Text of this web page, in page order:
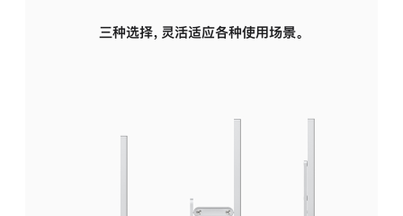
三种选择，灵活适应各种使用场景。